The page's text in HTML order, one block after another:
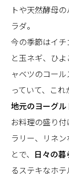
トや天然酵母
ラダ。
今の季節はイ
と玉ネギ、ひ
ャベツのコー
っていて、こ
地元のヨーグ
お料理の盛り
ラリー、リネ
とで、 日々の
るステキなホテ